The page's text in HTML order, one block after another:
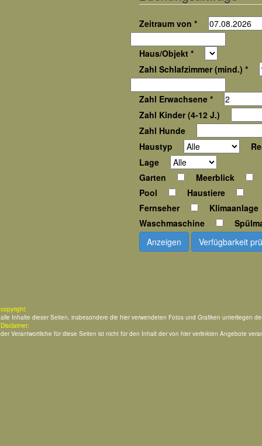
Zeitraum von *
Haus/Objekt *
Zahl Schlafzimmer (mind.) *
Zahl Erwachsene *
Zahl Kinder (4-12 J.)
Zahl Hunde
Haustyp
Lage
Garten
Meerblick
Pool
Haustiere
Fernseher
Klimaanlage
Waschmaschine
Anzeigen
Verfügbarkeit
copyright:
alle Inhalte dieser Seiten, insbesondere die hier verwendeten Fotos und Grafiken unterliegen
Disclaimer:
der Verantwortliche für diese Seiten ist nicht für den Inhalt der von hier verlinkten Angebote